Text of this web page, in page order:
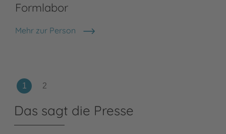
Formlabor
Mehr zur Person
Formlabor
Das sagt die Presse